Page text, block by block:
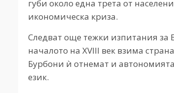
губи около една трета от
икономическа криза.
Следват още тежки изпитания за
началото на XVIII век взима
Бурбони ѝ отнемат и
език.